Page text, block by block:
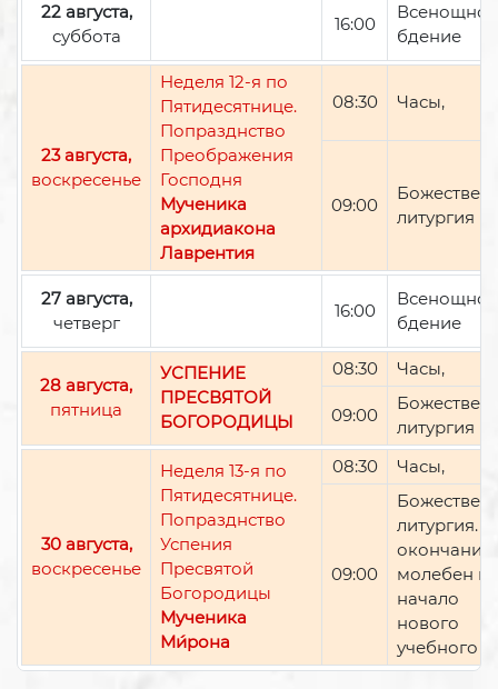
22 августа,
суббота
16:00
Всенощное
бдение
23 августа,
воскресенье
Неделя 12-я по
Пятидесятнице.
Попразднство
Преображения
Господня
Мученика
архидиакона
Лаврентия
08:30 Часы,
09:00
литургия
27 августа,
четверг
16:00
Всенощное
бдение
28 августа,
пятница
УСПЕНИЕ
ПРЕСВЯТОЙ
БОГОРОДИЦЫ
08:30 Часы,
09:00
литургия
30 августа,
воскресенье
Неделя 13-я по
Пятидесятнице.
Попразднство
Успения
Пресвятой
Богородицы
Мученика
Ми́рона
08:30 Часы,
09:00
литургия.
окончании
молебен
начало
нового
учебного